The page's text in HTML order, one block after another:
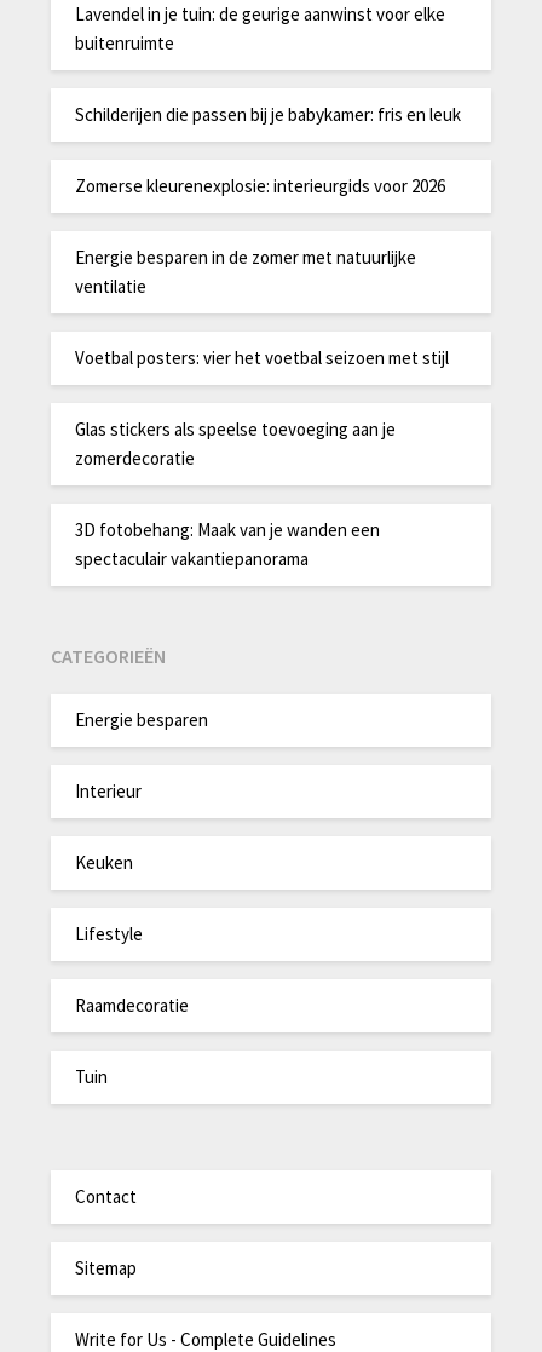
Lavendel in je tuin: de geurige aanwinst voor elke
buitenruimte
Schilderijen die passen bij je babykamer: fris en leuk
Zomerse kleurenexplosie: interieurgids voor 2026
Energie besparen in de zomer met natuurlijke
ventilatie
Voetbal posters: vier het voetbal seizoen met stijl
Glas stickers als speelse toevoeging aan je
zomerdecoratie
3D fotobehang: Maak van je wanden een
spectaculair vakantiepanorama
CATEGORIEËN
Energie besparen
Interieur
Keuken
Lifestyle
Raamdecoratie
Tuin
Contact
Sitemap
Write for Us - Complete Guidelines